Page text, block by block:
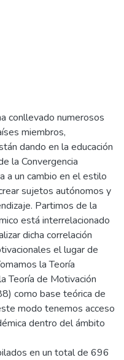
conllevado numerosos
miembros,
dando en la educación
la Convergencia
a un cambio en el estilo
sujetos autónomos y
Partimos de la
está interrelacionado
dicha correlación
el lugar de
la Teoría
Teoría de Motivación
como base teórica de
modo tenemos acceso
dentro del ámbito
en un total de 696